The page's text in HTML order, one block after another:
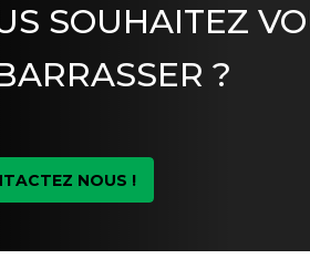
SOUHAITEZ
?
NOUS !